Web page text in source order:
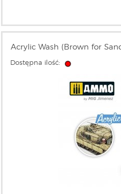
Acrylic Wash (Brown for
Dostępna ilość: